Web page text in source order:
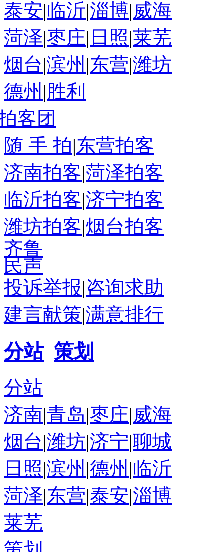
泰安|临沂|淄博|威海
菏泽|枣庄| 日照|莱芜
烟台|滨州 |东营|潍坊
德州 |胜利
客团
随 手 拍|东营拍客
济南拍客|菏泽拍客
临沂拍客|济宁拍客
潍坊拍客|烟台拍客
齐鲁
民声
投诉举报|咨询求助
建言献策|满意排行
分站 策划
分站
济南|青岛|枣庄|威海
烟台|潍坊|济宁|聊城
日照|滨州 |德州 |临沂
菏泽|东营|泰安|淄博
莱芜